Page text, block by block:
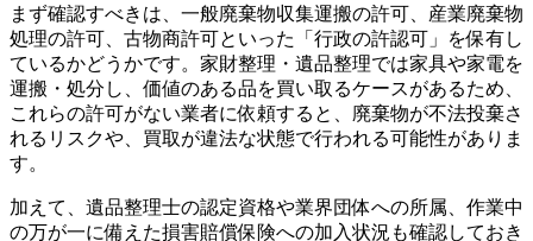
まず確認すべきは、一般廃棄物収集運搬の許可、産業廃棄物
処理の許可、古物商許可といった「行政の許認可」を保有し
ているかどうかです。家財整理・遺品整理では家具や家電を
運搬・処分し、価値のある品を買い取るケースがあるため、
これらの許可がない業者に依頼すると、廃棄物が不法投棄さ
れるリスクや、買取が違法な状態で行われる可能性がありま
す。
加えて、遺品整理士の認定資格や業界団体への所属、作業中
の万が一に備えた損害賠償保険への加入状況も確認しておき